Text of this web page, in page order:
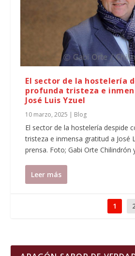
El sector de la hostelería
profunda tristeza e
José Luis Yzuel
10 marzo, 2025 | Blog
El sector de la hostelería despide
tristeza e inmensa gratitud a José
prensa. Foto; Gabi Orte Chilindrón
Leer más
1